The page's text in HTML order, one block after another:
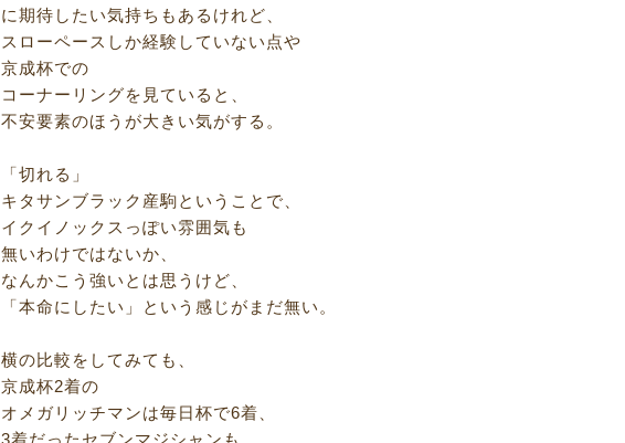
に期待したい気持ちもあるけれど、
スローペースしか経験していない点や
京成杯での
コーナーリングを見ていると、
不安要素のほうが大きい気がする。
「切れる」
キタサンブラック産駒ということで、
イクイノックスっぽい雰囲気も
無いわけではないか、
なんかこう強いとは思うけど、
「本命にしたい」という感じがまだ無い。
横の比較をしてみても、
京成杯2着の
オメガリッチマンは毎日杯で6着、